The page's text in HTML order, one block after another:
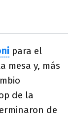
para el
mesa y, más
de la
de